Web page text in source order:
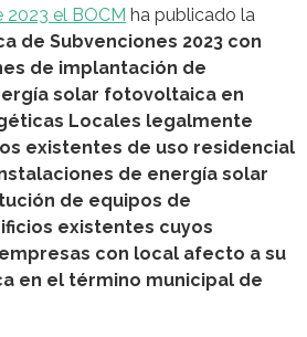
el BOCM ha publicado la
de Subvenciones 2023 con
de implantación de
solar fotovoltaica en
Locales legalmente
existentes de uso residencial
de energía solar
de equipos de
existentes cuyos
con local afecto a su
en el término municipal de